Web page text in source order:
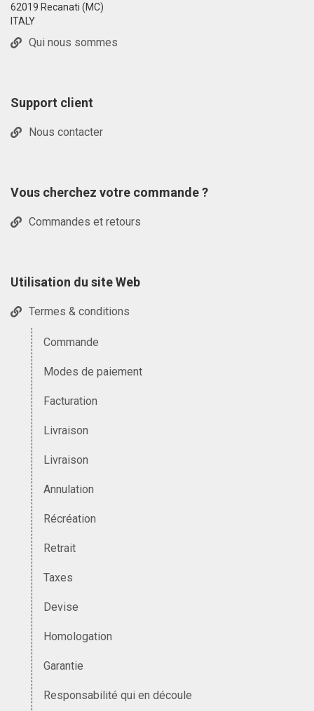
62019 Recanati (MC)
ITALY
Qui nous sommes
Support client
Nous contacter
Vous cherchez votre commande ?
Commandes et retours
Utilisation du site Web
Termes & conditions
Commande
Modes de paiement
Facturation
Livraison
Livraison
Annulation
Récréation
Retrait
Taxes
Devise
Homologation
Garantie
Responsabilité qui en découle